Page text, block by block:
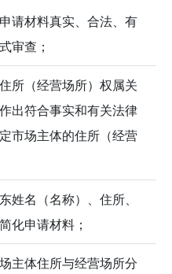
请材料真实、合法、有
审查；
所（经营场所）权属关
出符合事实和有关法律
市场主体的住所（经营
姓名（名称）、住所、
化申请材料；
主体住所与经营场所分